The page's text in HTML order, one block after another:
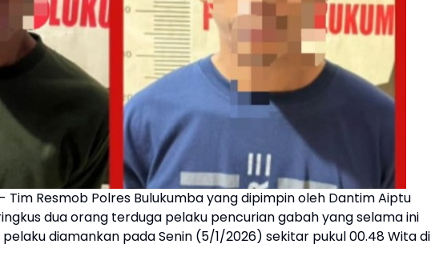
- Tim Resmob Polres Bulukumba yang dipimpin oleh Dantim Aiptu
dua orang terduga pelaku pencurian gabah yang selama ini
diamankan pada Senin (5/1/2026) sekitar pukul 00.48 Wita di